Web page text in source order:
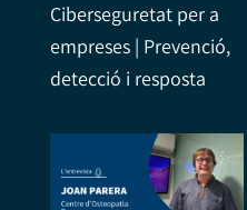
Ciberseguretat per a
empreses | Prevenció,
detecció i resposta